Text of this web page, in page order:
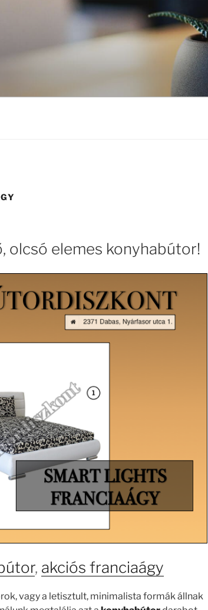
olcsó elemes konyhabútor!
, akciós franciaágy
vagy a letisztult, minimalista formák állnak